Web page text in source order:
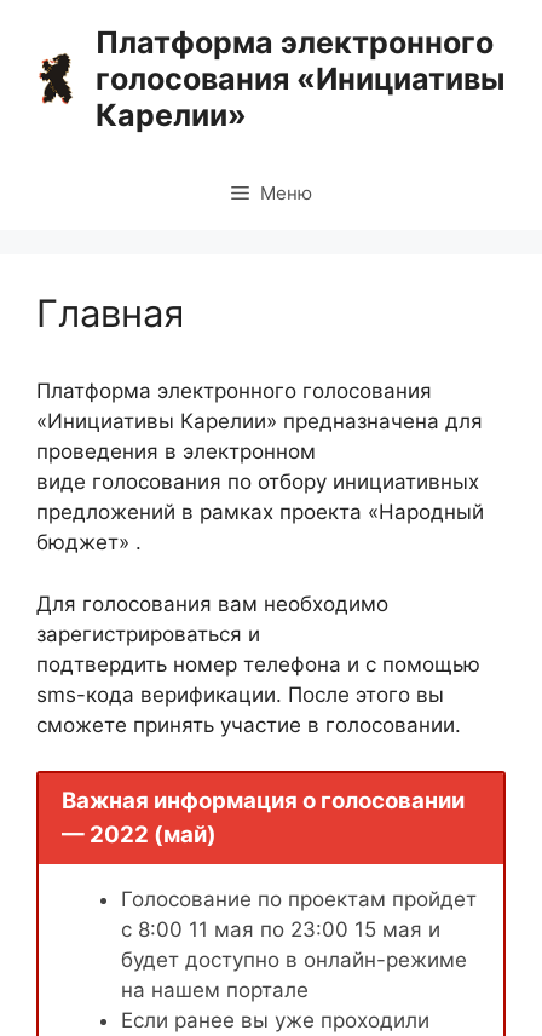
содержимому
Платформа электронного
голосования «Инициативы
Карелии»
Меню
Главная
Платформа электронного голосования
«Инициативы Карелии» предназначена для
проведения в электронном
виде голосования по отбору инициативных
предложений в рамках проекта «Народный
бюджет» .
Для голосования вам необходимо
зарегистрироваться и
подтвердить номер телефона и с помощью
sms-кода верификации. После этого вы
сможете принять участие в голосовании.
Важная информация о голосовании
— 2022 (май)
Голосование по проектам пройдет
с 8:00 11 мая по 23:00 15 мая и
будет доступно в онлайн-режиме
на нашем портале
Если ранее вы уже проходили